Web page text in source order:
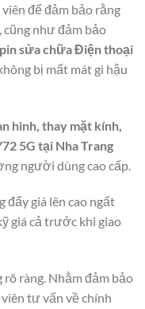
để đảm bảo rằng
cũng như đảm bảo
sửa chữa Điện thoại
bị mất mát gì hậu
hình, thay mặt kính,
5G tại Nha Trang
người dùng cao cấp.
đẩy giá lên cao ngất
giá cả trước khi giao
rõ ràng. Nhằm đảm bảo
tư vấn về chính